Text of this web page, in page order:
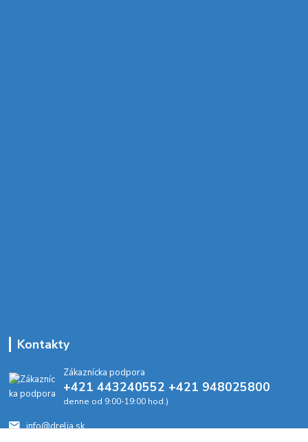
Kontakty
Zákaznícka podpora
+421 443240552 +421 948025800
denne od 9:00-19:00 hod.)
info@drelia.sk